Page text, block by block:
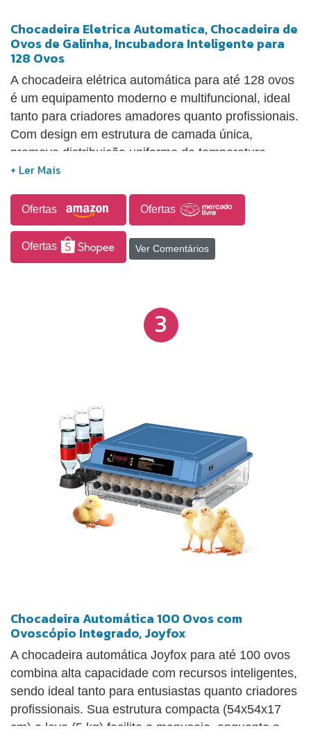
Chocadeira Eletrica Automatica, Chocadeira de
Ovos de Galinha, Incubadora Inteligente para
128 Ovos
A chocadeira elétrica automática para até 128 ovos
é um equipamento moderno e multifuncional, ideal
tanto para criadores amadores quanto profissionais.
Com design em estrutura de camada única,
promove distribuição uniforme da temperatura,
minimizando variações térmicas internas. Possui
configurações de espaçamento, adaptando-se com
segurança a diferentes tipos de ovos, como galinha,
codorna e pato. Equipada com controle automático
de temperatura exibido em tela colorida e rotação
Conta ainda com três zonas de abastecimento de
água para controle de umidade por fase, base
Ofertas Ofertas
Ofertas Ver Comentários
3
Chocadeira Automática 100 Ovos com
Ovoscópio Integrado, Joyfox
A chocadeira automática Joyfox para até 100 ovos
combina alta capacidade com recursos inteligentes,
sendo ideal tanto para entusiastas quanto criadores
profissionais. Sua estrutura compacta (54x54x17
cm) e leve (5 kg) facilita o manuseio, enquanto a